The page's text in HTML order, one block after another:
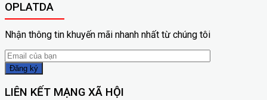
OPLATDA
Nhận thông tin khuyến mãi nhanh nhất từ chúng tôi
LIÊN KẾT MẠNG XÃ HỘI